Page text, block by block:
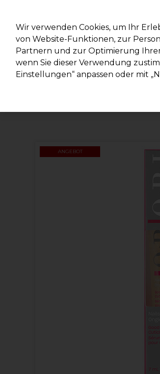
Marken
Deals Haare
Lieferung und Lieferzeiten
ANGEBOT
Wir verwenden Cookies, um Ihr
von Website-Funktionen, zur
Partnern und zur Optimierung
wenn Sie dieser Verwendung
Einstellungen“ anpassen oder mit